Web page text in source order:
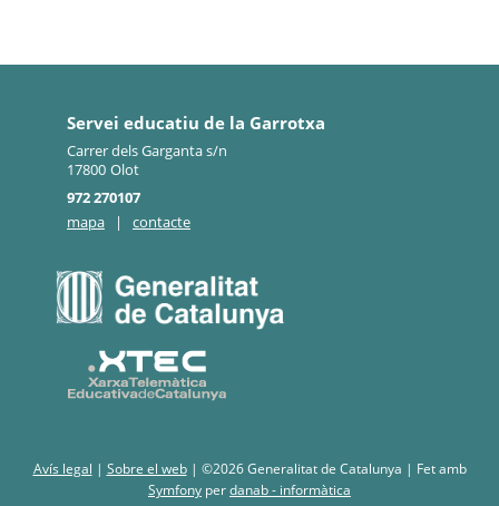
Servei educatiu de la Garrotxa
Carrer dels Garganta s/n
17800 Olot
972 270107
mapa
| contacte
Avís legal | Sobre el web| ©2026 Generalitat de Catalunya | Fet amb
Symfony perdanab - informàtica